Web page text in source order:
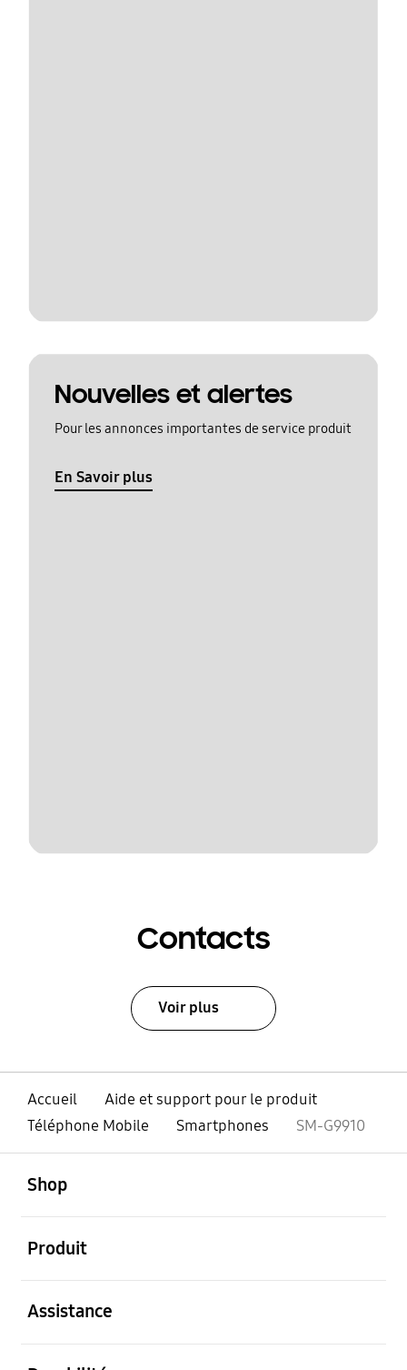
Nouvelles et alertes
Pour les annonces importantes de service produit
En Savoir plus
Contacts
Voir plus
Accueil
Aide et support pour le produit
Téléphone Mobile
Smartphones SM-G9910
Shop
Produit
Assistance